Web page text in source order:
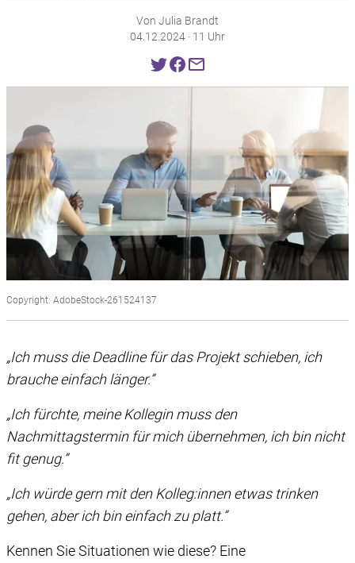
Von Julia Brandt
04.12.2024 · 11 Uhr
Copyright: AdobeStock-261524137
„Ich muss die Deadline für das Projekt schieben, ich
brauche einfach länger.”
„Ich fürchte, meine Kollegin muss den
Nachmittagstermin für mich übernehmen, ich bin nicht
fit genug.”
„Ich würde gern mit den Kolleg:innen etwas trinken
gehen, aber ich bin einfach zu platt.”
Kennen Sie Situationen wie diese? Eine